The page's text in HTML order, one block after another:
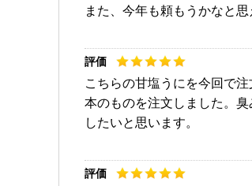
また、今年も頼もうかなと思
こちらの甘塩うにを今回で
本のものを注文しました。
したいと思います。